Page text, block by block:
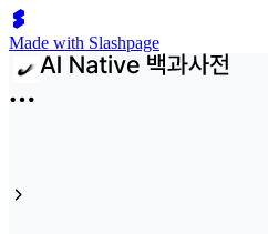
Made with Slashpage